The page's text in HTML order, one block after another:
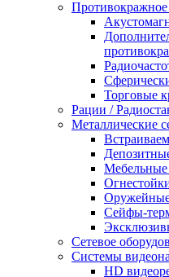
Торговые
Рации /
Металлические
Сейфы-
Сетевое
Системы
HD